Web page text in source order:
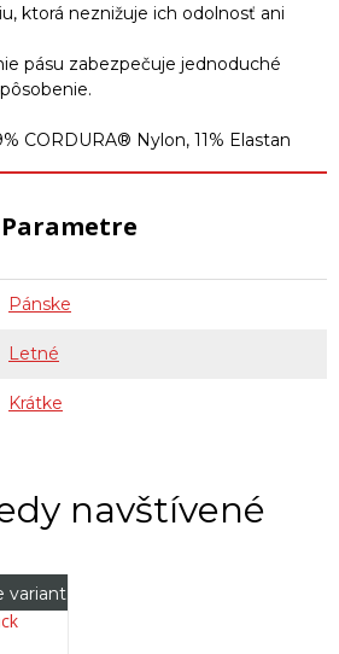
ktorá neznižuje ich odolnosť ani
pásu zabezpečuje jednoduché
CORDURA® Nylon, 11% Elastan
Parametre
Pánske
Letné
Krátke
navštívené
variant